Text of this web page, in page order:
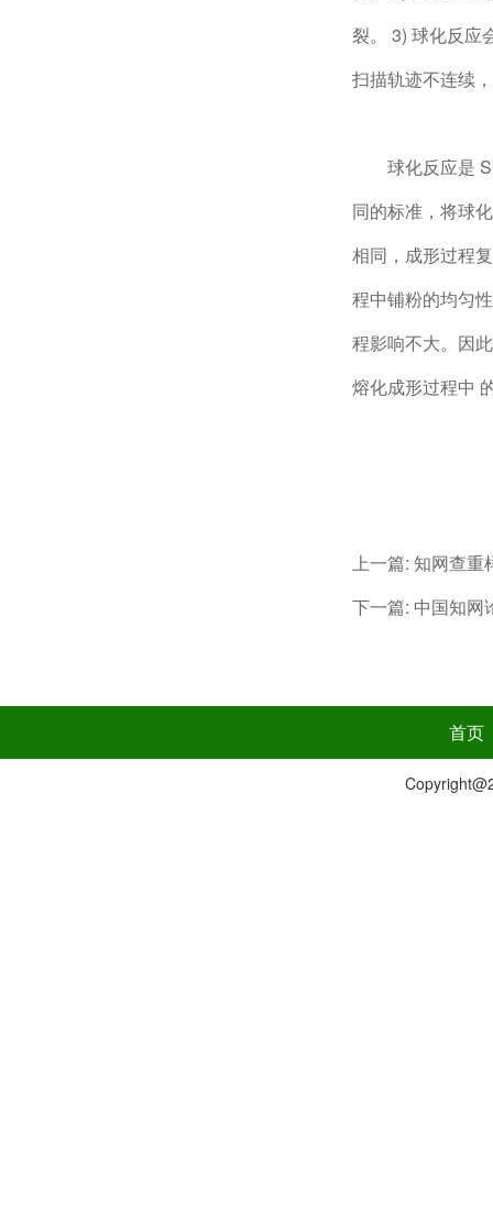
裂。 3) 球化反应
扫描轨迹不连续
球化反应是
同的标准，将球
相同，成形过程
程中铺粉的均匀
程影响不大。因
熔化成形过程中
上一篇: 知网查重
下一篇: 中国知网
首页